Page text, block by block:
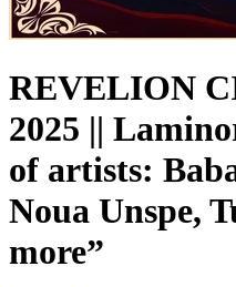
REVELION
2025 ||
of artists:
Noua Unspe,
more”